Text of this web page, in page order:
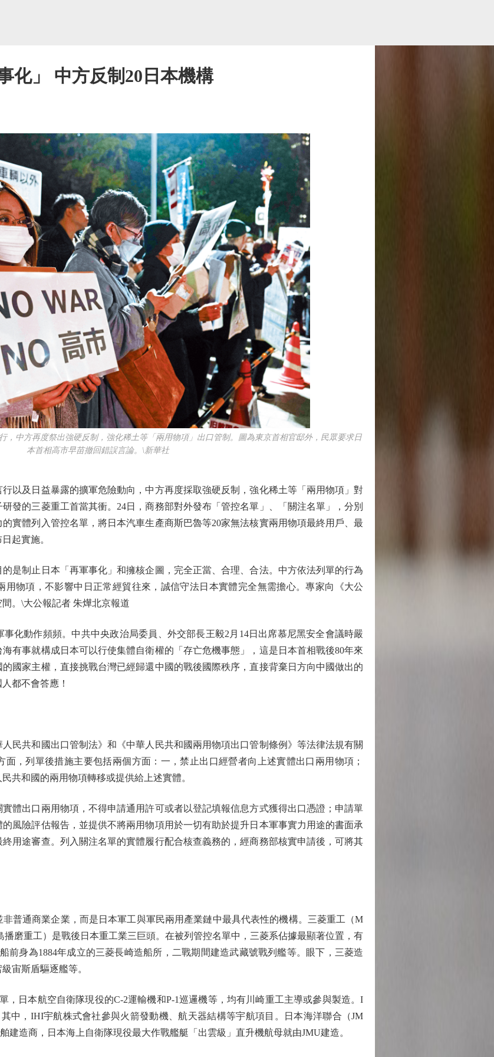
化」 中方反制20日本機構
中方再度祭出強硬反制，強化稀土等「兩用物項」出口管制。圖為東京首相官邸外，民眾要求日
本首相高市早苗撤回錯誤言論。\新華社
及日益暴露的擴軍危險動向，中方再度採取強硬反制，強化稀土等「兩用物項」對
發的三菱重工首當其衝。24日，商務部對外發布「管控名單」、「關注名單」，分別
實體列入管控名單，將日本汽車生產商斯巴魯等20家無法核實兩用物項最終用戶、最
起實施。
制止日本「再軍事化」和擁核企圖，完全正當、合理、合法。中方依法列單的行為
用物項，不影響中日正常經貿往來，誠信守法日本實體完全無需擔心。專家向《大公
。\大公報記者 朱燁北京報道
動作頻頻。中共中央政治局委員、外交部長王毅2月14日出席慕尼黑安全會議時嚴
有事就構成日本可以行使集體自衛權的「存亡危機事態」，這是日本首相戰後80年來
國家主權，直接挑戰台灣已經歸還中國的戰後國際秩序，直接背棄日方向中國做出的
都不會答應！
共和國出口管制法》和《中華人民共和國兩用物項出口管制條例》等法律法規有關
，列單後措施主要包括兩個方面：一，禁止出口經營者向上述實體出口兩用物項；
共和國的兩用物項轉移或提供給上述實體。
出口兩用物項，不得申請通用許可或者以登記填報信息方式獲得出口憑證；申請單
風險評估報告，並提供不將兩用物項用於一切有助於提升日本軍事實力用途的書面承
用途審查。列入關注名單的實體履行配合核查義務的，經商務部核實申請後，可將其
通商業企業，而是日本軍工與軍民兩用產業鏈中最具代表性的機構。三菱重工（M
磨重工）是戰後日本重工業三巨頭。在被列管控名單中，三菱系佔據最顯著位置，有
前身為1884年成立的三菱長崎造船所，二戰期間建造武藏號戰列艦等。眼下，三菱造
宙斯盾驅逐艦等。
日本航空自衛隊現役的C-2運輸機和P-1巡邏機等，均有川崎重工主導或參與製造。I
中，IHI宇航株式會社參與火箭發動機、航天器結構等宇航項目。日本海洋聯合（JM
建造商，日本海上自衛隊現役最大作戰艦艇「出雲級」直升機航母就由JMU建造。